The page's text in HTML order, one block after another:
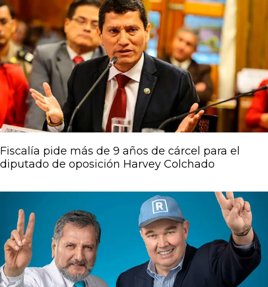
Fiscalía pide más de 9 años de cárcel para el
diputado de oposición Harvey Colchado